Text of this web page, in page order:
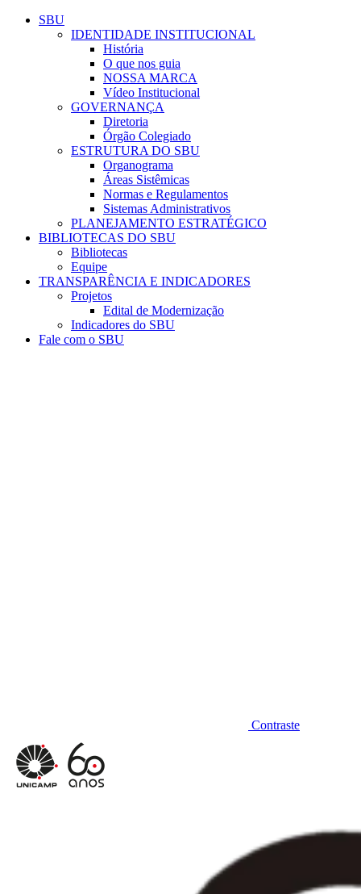
Conteúdo principal
SBU
IDENTIDADE INSTITUCIONAL
História
O que nos guia
NOSSA MARCA
Vídeo Institucional
GOVERNANÇA
Diretoria
Órgão Colegiado
ESTRUTURA DO SBU
Organograma
Áreas Sistêmicas
Normas e Regulamentos
Sistemas Administrativos
PLANEJAMENTO ESTRATÉGICO
BIBLIOTECAS DO SBU
Bibliotecas
Equipe
TRANSPARÊNCIA E INDICADORES
Projetos
Edital de Modernização
Indicadores do SBU
Fale com o SBU
Contraste